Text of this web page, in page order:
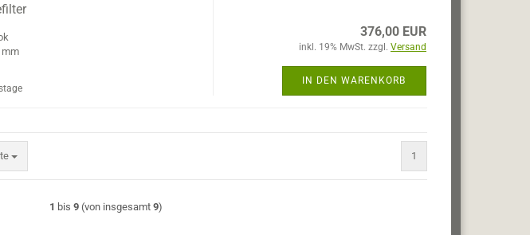
mm
376,00 EUR
inkl. 19% MwSt. zzgl. Versand
IN DEN WARENKORB
1
1 bis 9(von insgesamt 9)